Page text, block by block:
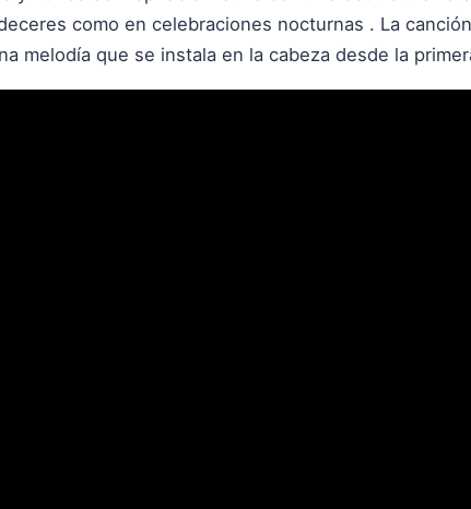
como en celebraciones nocturnas . La
melodía que se instala en la cabeza desde la